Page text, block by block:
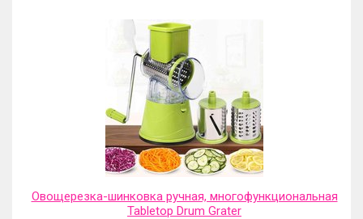
Овощерезка-шинковка ручная, многофункциональная
Tabletop Drum Grater